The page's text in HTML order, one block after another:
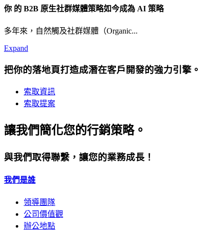
你 的 B2B 原生社群媒體策略如今成為 AI 策略
多年來，自然觸及社群媒體（Organic...
Expand
把你的落地頁打造成潛在客戶開發的強力引擎。
索取資訊
索取提案
讓我們簡化您的行銷策略。
與我們取得聯繫，讓您的業務成長！
我們是誰
領導團隊
公司價值觀
辦公地點